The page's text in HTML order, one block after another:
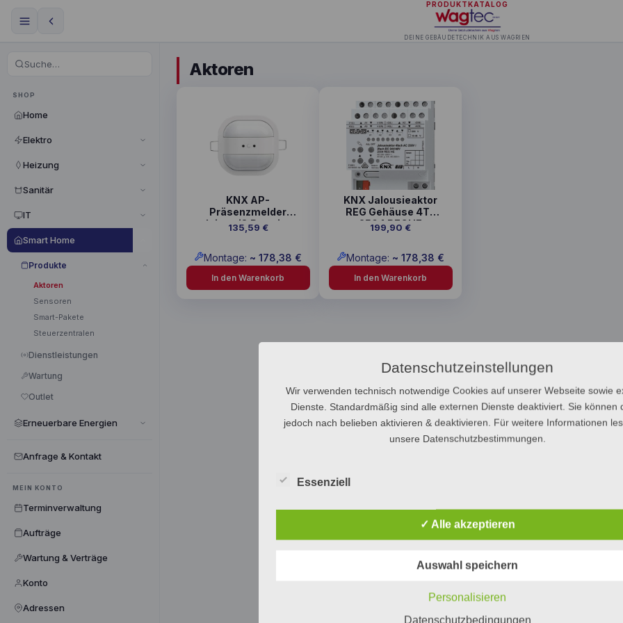
SHOP
Home
Elektro
Heizung
Sanitär
IT
Smart Home
Produkte
Aktoren
Sensoren
Smart-Pakete
Steuerzentralen
Dienstleistungen
Wartung
Outlet
Erneuerbare Energien
Anfrage & Kontakt
MEIN KONTO
Terminverwaltung
Aufträge
Wartung & Verträge
Konto
Adressen
PRODUKTKATALOG
DEINE GEBÄUDETECHNIK AUS WAGRIEN
Aktoren
KNX AP-
Präsenzmelder
alpinweiß Premium
135,59 €
Montage: ~178,38 €
In den Warenkorb
KNX Jalousieaktor
REG Gehäuse 4TE
2504 REGHE
199,90 €
Montage: ~178,38 €
In den Warenkorb
Datenschutzeinstellungen
Wir verwenden technisch notwendige Cookies auf unserer Webseite sowie
Dienste. Standardmäßig sind alle externen Dienste deaktiviert. Sie können
jedoch nach belieben aktivieren & deaktivieren. Für weitere Informationen
unsere Datenschutzbestimmungen.
Essenziell
✓ Alle akzeptieren
Auswahl speichern
Personalisieren
Datenschutzbedingungen